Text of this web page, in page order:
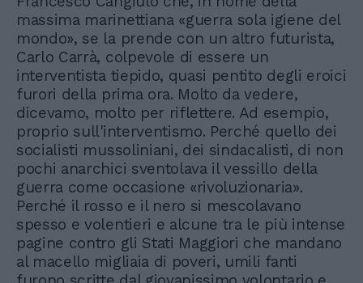
massima marinettiana «guerra sola igiene del
mondo», se la prende con un altro futurista,
Carlo Carrà, colpevole di essere un
interventista tiepido, quasi pentito degli eroici
furori della prima ora. Molto da vedere,
dicevamo, molto per riflettere. Ad esempio,
proprio sull'interventismo. Perché quello dei
socialisti mussoliniani, dei sindacalisti, di non
pochi anarchici sventolava il vessillo della
guerra come occasione «rivoluzionaria».
Perché il rosso e il nero si mescolavano
spesso e volentieri e alcune tra le più intense
pagine contro gli Stati Maggiori che mandano
al macello migliaia di poveri, umili fanti